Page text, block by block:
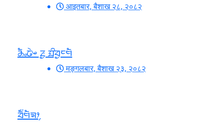
आइतबार, बैशाख २८, २०८२
ᤌᤠᤱᤒᤧᤴ ᤏᤢ ᤀᤡᤔᤢᤰᤗᤠ
मङ्गलबार, बैशाख २३, २०८२
ᤔᤠ᤺ᤗᤠᤈᤣ᤹